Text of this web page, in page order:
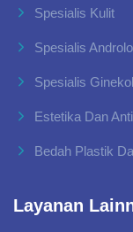
Spesialis Kulit
Spesialis
Spesialis
Estetika Dan
Bedah Plastik
Layanan